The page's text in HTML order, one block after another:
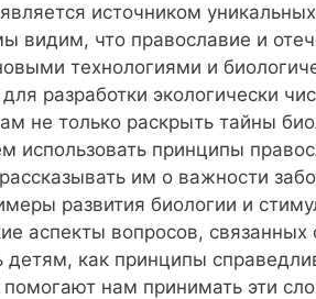
источником
видим, что православие и
технологиями и
разработки экологически
не только раскрыть тайны
принципы
им о важности
развития биологии и
аспекты вопросов,
как принципы
помогают нам принимать эти